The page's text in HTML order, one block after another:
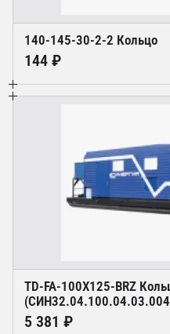
140-145-30-2-2 Кольцо
144 ₽
TD-FA-100X125-BRZ
5 381 ₽